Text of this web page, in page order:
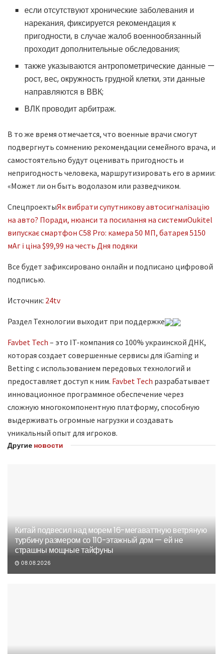
если отсутствуют хронические заболевания и
нарекания, фиксируется рекомендация к
пригодности, в случае жалоб военнообязанный
проходит дополнительные обследования;
также указываются антропометрические данные —
рост, вес, окружность грудной клетки, эти данные
направляются в ВВК;
ВЛК проводит арбитраж.
В то же время отмечается, что военные врачи смогут
подвергнуть сомнению рекомендации семейного врача, и
самостоятельно будут оценивать пригодность и
непригодность человека, маршрутизировать его в армии:
«Может ли он быть водолазом или разведчиком.
СпецпроектыЯк вибрати супутникову автосигналізацію
на авто? Поради, нюанси та посилання на системиOukitel
випускає смартфон C58 Pro: камера 50 МП, батарея 5150
мАг і ціна $99,99 на честь Дня подяки
Все будет зафиксировано онлайн и подписано цифровой
подписью.
Источник: 24tv
Раздел Технологии выходит при поддержке
Favbet Tech – это IT-компания со 100% украинской ДНК,
которая создает совершенные сервисы для iGaming и
Betting с использованием передовых технологий и
предоставляет доступ к ним. Favbet Tech разрабатывает
инновационное программное обеспечение через
сложную многокомпонентную платформу, способную
выдерживать огромные нагрузки и создавать
уникальный опыт для игроков.
Другие новости
Китай подвесил над морем 16-мегаваттную ветряную
турбину размером со 110-этажный дом — ей не
страшны мощные тайфуны
08.08.2026